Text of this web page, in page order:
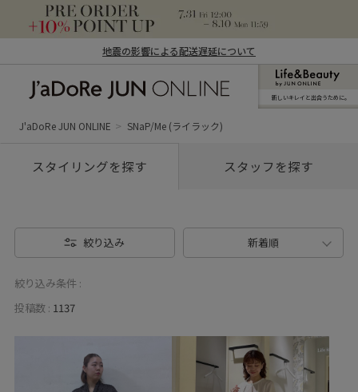
地震の影響による配送遅延について
ン オンライン）
新しいキレイと出合うために。
J'aDoRe JUN ONLINE SNaP/Me (ライラック)
スタイリングを探す スタッフを探す
絞り込み 新着順
絞り込み条件 :
投稿数 : 1137